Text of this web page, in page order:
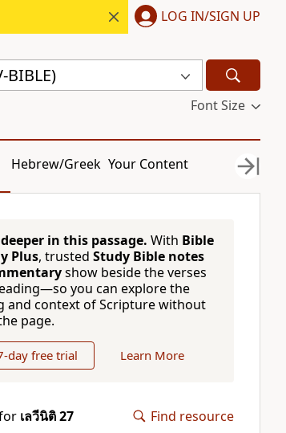
LOG IN/SIGN UP
BIBLE)
Font Size
Hebrew/Greek Your Content
in this passage. With Bible
Plus, trusted Study Bible notes
show beside the verses
you can explore the
and context of Scripture without
page.
day free trial Learn More
เลวีนิติ 27 Find resource